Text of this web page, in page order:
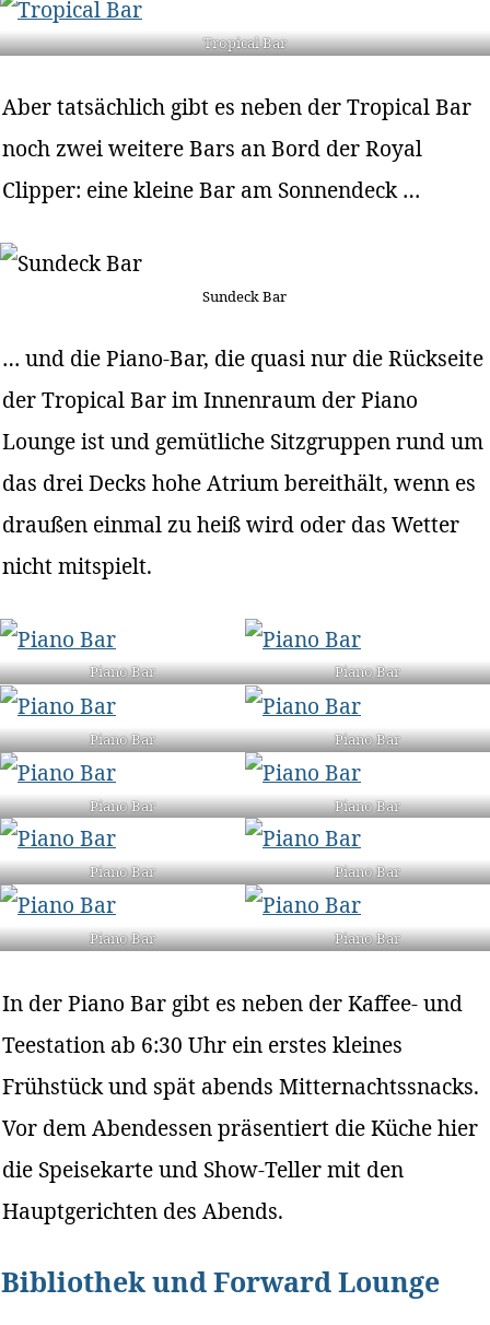
Tropical Bar
Aber tatsächlich gibt es neben der Tropical Bar
noch zwei weitere Bars an Bord der Royal
Clipper: eine kleine Bar am Sonnendeck …
Sundeck Bar
… und die Piano-Bar, die quasi nur die Rückseite
der Tropical Bar im Innenraum der Piano
Lounge ist und gemütliche Sitzgruppen rund um
das drei Decks hohe Atrium bereithält, wenn es
draußen einmal zu heiß wird oder das Wetter
nicht mitspielt.
Piano Bar Piano Bar
Piano Bar Piano Bar
Piano Bar Piano Bar
Piano Bar Piano Bar
Piano Bar Piano Bar
In der Piano Bar gibt es neben der Kaffee- und
Teestation ab 6:30 Uhr ein erstes kleines
Frühstück und spät abends Mitternachtssnacks.
Vor dem Abendessen präsentiert die Küche hier
die Speisekarte und Show-Teller mit den
Hauptgerichten des Abends.
Bibliothek und Forward Lounge